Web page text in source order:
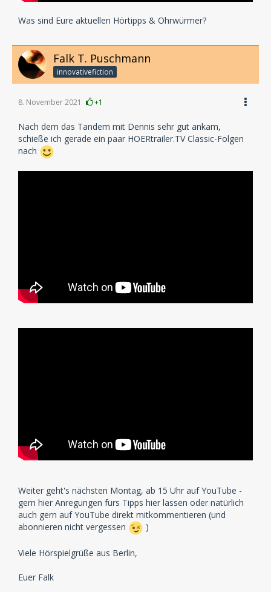
Was sind Eure aktuellen Hörtipps & Ohrwürmer?
Falk T. Puschmann
innovativefiction
8. November 2021 +1
Nach dem das Tandem mit Dennis sehr gut ankam,
schieße ich gerade ein paar HOERtrailer.TV Classic-Folgen
nach
Weiter geht's nächsten Montag, ab 15 Uhr auf YouTube -
gern hier Anregungen fürs Tipps hier lassen oder natürlich
auch gern auf YouTube direkt mitkommentieren (und
abonnieren nicht vergessen
)
Viele Hörspielgrüße aus Berlin,
Euer Falk